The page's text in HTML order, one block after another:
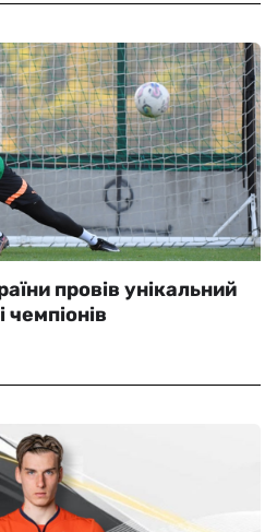
провів унікальний
чемпіонів